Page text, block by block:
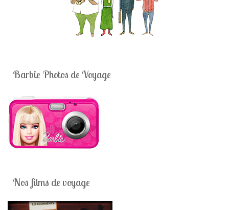
Barbie Photos de Voyage
Nos films de voyage